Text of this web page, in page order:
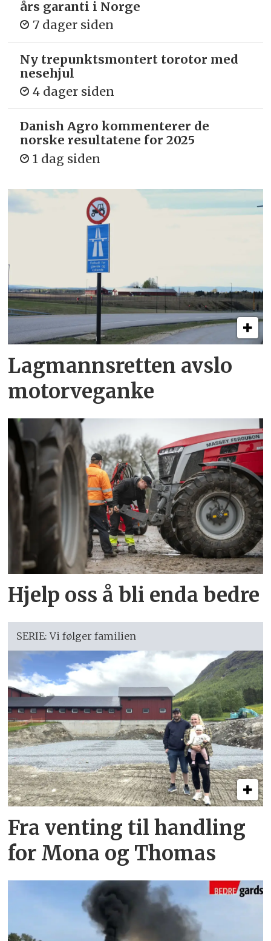
års garanti i Norge
7 dager siden
Ny trepunkts­montert torotor med
nesehjul
4 dager siden
Danish Agro kommenterer de
norske resultatene for 2025
1 dag siden
Lagmannsretten avslo
motorveganke
Hjelp oss å bli enda bedre
SERIE: Vi følger familien
Fra venting til handling
for Mona og Thomas